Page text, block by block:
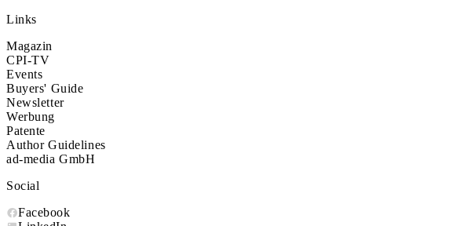
Links
Magazin
CPI-TV
Events
Buyers' Guide
Newsletter
Werbung
Patente
Author Guidelines
ad-media GmbH
Social
Facebook